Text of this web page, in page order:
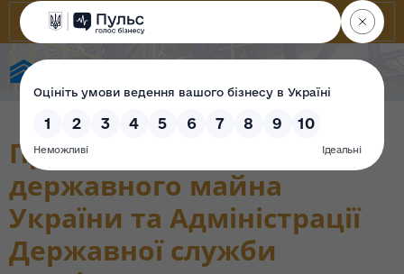
Проєкт наказу Фонду
державного майна
України та Адміністрації
Державної служби